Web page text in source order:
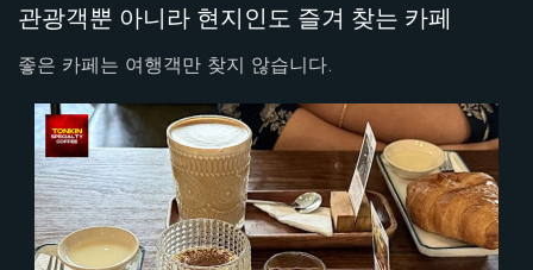
관광객뿐 아니라 현지인도 즐겨 찾는 카페
좋은 카페는 여행객만 찾지 않습니다.